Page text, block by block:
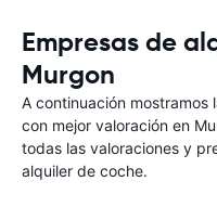
Empresas de
Murgon
A continuación mostramos
con mejor valoración en
todas las valoraciones y
alquiler de coche.